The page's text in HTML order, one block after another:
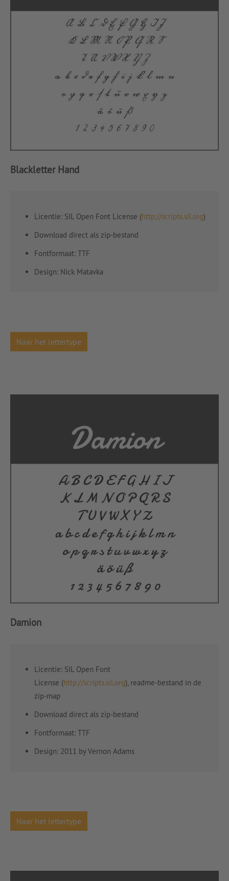
Blackletter Hand
Licentie: SIL Open Font License (http://scripts.sil.org)
Download direct als zip-bestand
Fontformaat: TTF
Design: Nick Matavka
Naar het lettertype
Damion
Licentie: SIL Open Font
License (http://scripts.sil.org), readme-bestand in de
zip-map
Download direct als zip-bestand
Fontformaat: TTF
Design: 2011 by Vernon Adams
Naar het lettertype